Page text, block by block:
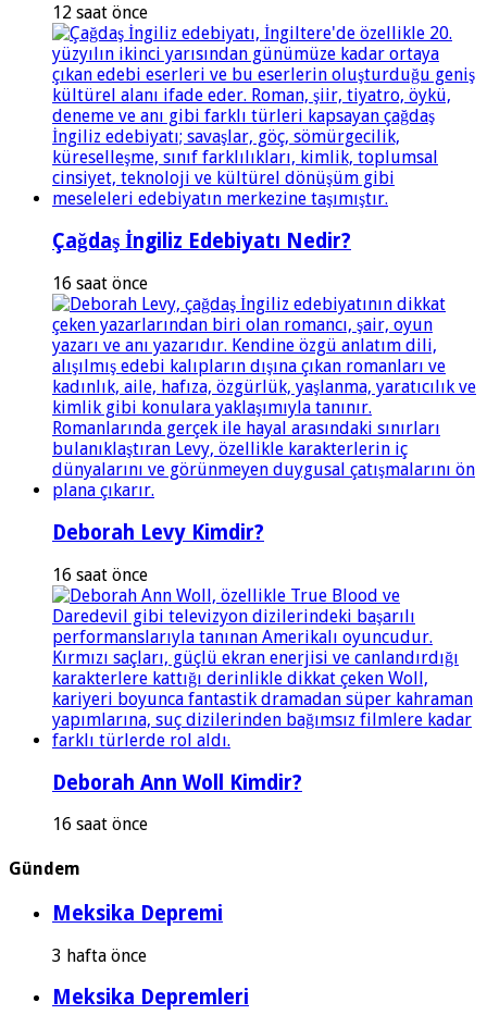
12 saat önce
Çağdaş İngiliz Edebiyatı Nedir?
16 saat önce
Deborah Levy Kimdir?
16 saat önce
Deborah Ann Woll Kimdir?
16 saat önce
Gündem
Meksika Depremi
3 hafta önce
Meksika Depremleri